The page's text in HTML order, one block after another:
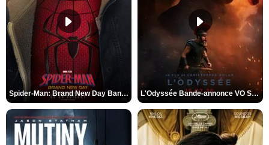
Spider-Man: Brand New Day Bande-annonce VO STFR L'Odyssée Bande-annonce VO STFR